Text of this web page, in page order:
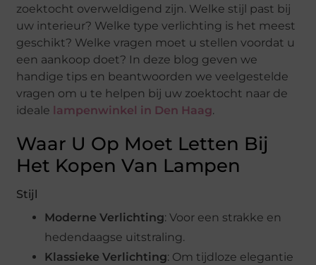
zoektocht overweldigend zijn. Welke stijl past bij
uw interieur? Welke type verlichting is het meest
geschikt? Welke vragen moet u stellen voordat u
een aankoop doet? In deze blog geven we
handige tips en beantwoorden we veelgestelde
vragen om u te helpen bij uw zoektocht naar de
ideale lampenwinkel in Den Haag.
Waar U Op Moet Letten Bij
Het Kopen Van Lampen
Stijl
Moderne Verlichting: Voor een strakke en
hedendaagse uitstraling.
Klassieke Verlichting: Om tijdloze elegantie